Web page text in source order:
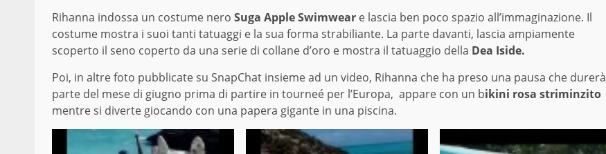
Rihanna indossa un costume nero Suga Apple Swimwear e lascia ben poco spazio all’immaginazione. Il
costume mostra i suoi tanti tatuaggi e la sua forma strabiliante. La parte davanti, lascia ampiamente
scoperto il seno coperto da una serie di collane d’oro e mostra il tatuaggio della Dea Iside.
Poi, in altre foto pubblicate su SnapChat insieme ad un video, Rihanna che ha preso una pausa che durerà
parte del mese di giugno prima di partire in tourneé per l’Europa, appare con un bikini rosa striminzito
mentre si diverte giocando con una papera gigante in una piscina.